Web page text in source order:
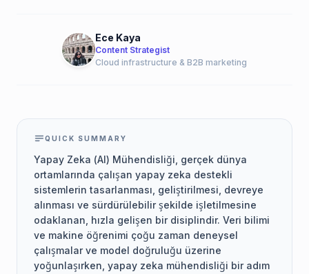
Ece Kaya
Content Strategist
Cloud infrastructure & B2B marketing
QUICK SUMMARY
Yapay Zeka (AI) Mühendisliği, gerçek dünya
ortamlarında çalışan yapay zeka destekli
sistemlerin tasarlanması, geliştirilmesi, devreye
alınması ve sürdürülebilir şekilde işletilmesine
odaklanan, hızla gelişen bir disiplindir. Veri bilimi
ve makine öğrenimi çoğu zaman deneysel
çalışmalar ve model doğruluğu üzerine
yoğunlaşırken, yapay zeka mühendisliği bir adım